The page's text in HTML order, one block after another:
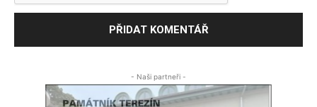
- Naši partneři -